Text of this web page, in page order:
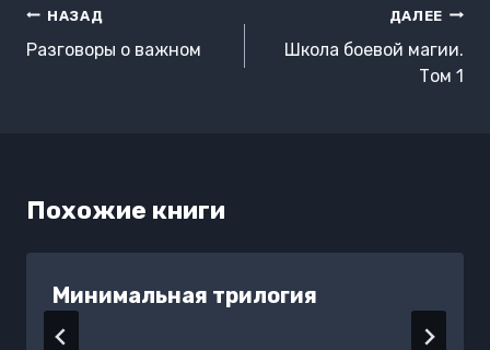
Навигация
по
НАЗАД
Разговоры о важном
ДАЛЕЕ
Школа боевой магии.
Том 1
Похожие книги
Минимальная трилогия